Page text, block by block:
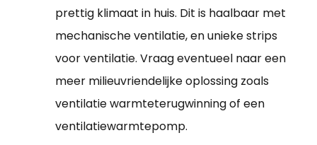
prettig klimaat in huis. Dit is haalbaar met
mechanische ventilatie, en unieke strips
voor ventilatie. Vraag eventueel naar een
meer milieuvriendelijke oplossing zoals
ventilatie warmteterugwinning of een
ventilatiewarmtepomp.